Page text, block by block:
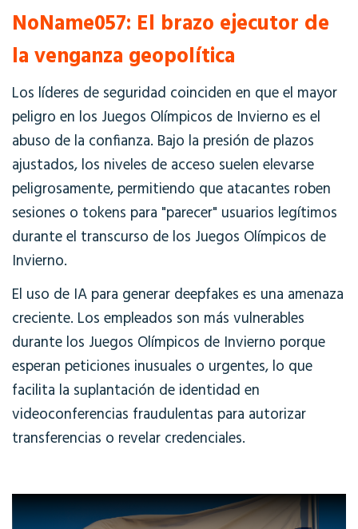
NoName057: El brazo ejecutor de
la venganza geopolítica
Los líderes de seguridad coinciden en que el mayor
peligro en los Juegos Olímpicos de Invierno es el
abuso de la confianza. Bajo la presión de plazos
ajustados, los niveles de acceso suelen elevarse
peligrosamente, permitiendo que atacantes roben
sesiones o tokens para "parecer" usuarios legítimos
durante el transcurso de los Juegos Olímpicos de
Invierno.
El uso de IA para generar deepfakes es una amenaza
creciente. Los empleados son más vulnerables
durante los Juegos Olímpicos de Invierno porque
esperan peticiones inusuales o urgentes, lo que
facilita la suplantación de identidad en
videoconferencias fraudulentas para autorizar
transferencias o revelar credenciales.